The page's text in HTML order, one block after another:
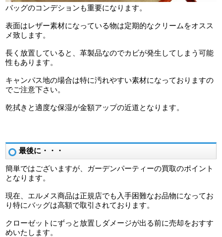
バッグのコンデションも重要になります。
表面はレザー素材になっている物は定期的なクリームをオスス
メ致します。
長く放置していると、革製品なのでカビが発生してしまう可能
性もあります。
キャンパス地の場合は特に汚れやすい素材になっておりますの
でご注意下さい。
乾拭きと適度な保湿が金額アップの近道となります。
最後に・・・
簡単ではございますが、ガーデンパーティーの買取のポイント
となります。
現在、エルメス商品は正規店でも入手困難なお品物になってお
り特にバッグは高額で取引されております。
クローゼットにずっと放置しダメージが出る前に売却をおすす
めいたします。